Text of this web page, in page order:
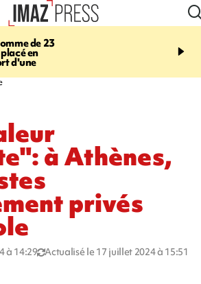
de 23
en
d'une
21:08
et Turquie scellent un
à Athènes,
privés
à 14:29 Actualisé le 17 juillet 2024 à 15:51